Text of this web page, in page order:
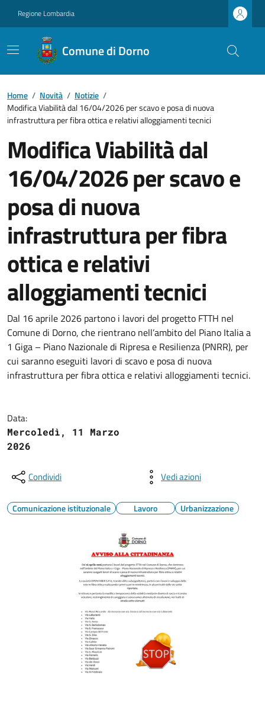
Regione Lombardia
Comune di Dorno
Home / Novità / Notizie /
Modifica Viabilità dal 16/04/2026 per scavo e posa di nuova
infrastruttura per fibra ottica e relativi alloggiamenti tecnici
Modifica Viabilità dal
16/04/2026 per scavo e
posa di nuova
infrastruttura per fibra
ottica e relativi
alloggiamenti tecnici
Dal 16 aprile 2026 partono i lavori del progetto FTTH nel
Comune di Dorno, che rientrano nell’ambito del Piano Italia a
1 Giga – Piano Nazionale di Ripresa e Resilienza (PNRR), per
cui saranno eseguiti lavori di scavo e posa di nuova
infrastruttura per fibra ottica e relativi alloggiamenti tecnici.
Data:
Mercoledì, 11 Marzo
2026
Condividi Vedi azioni
Comunicazione istituzionale Lavoro Urbanizzazione